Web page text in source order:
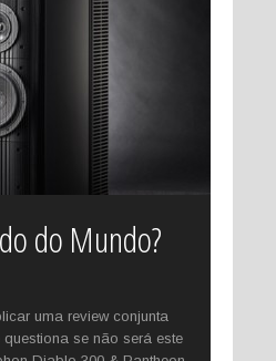
do Mundo?
uma review conjunta
se não será este